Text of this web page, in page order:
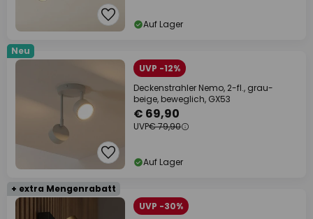
Auf Lager
Neu
UVP -12%
Deckenstrahler Nemo, 2-fl., grau-
beige, beweglich, GX53
€ 69,90
UVP€ 79,90
Auf Lager
+ extra Mengenrabatt
UVP -30%